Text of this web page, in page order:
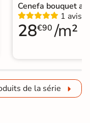
Cenefa bouquet
1 avis
28€90 /m²
de la série